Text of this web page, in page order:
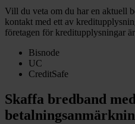
Vill du veta om du har en aktuell
kontakt med ett av
företagen för kreditupplysningar
Bisnode
UC
CreditSafe
Skaffa bredband